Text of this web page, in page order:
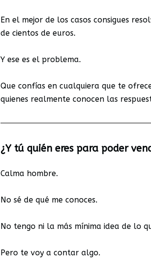
En el mejor de los casos consigues
de cientos de euros.
Y ese es el problema.
Que confías en cualquiera que te
quienes realmente conocen las
¿Y tú quién eres para poder
Calma hombre.
No sé de qué me conoces.
No tengo ni la más mínima idea de lo
Pero te voy a contar algo.